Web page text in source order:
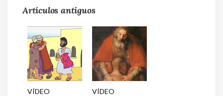
Artículos antiguos
VÍDEO
VÍDEO